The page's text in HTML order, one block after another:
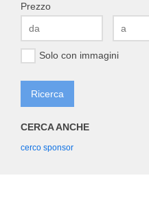
Prezzo
Solo con immagini
CERCA ANCHE
cerco sponsor